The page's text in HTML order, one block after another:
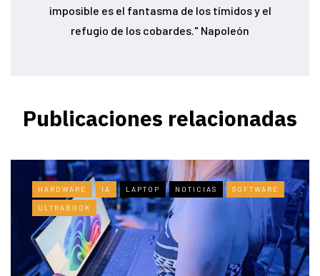
imposible es el fantasma de los tímidos y el
refugio de los cobardes." Napoleón
Publicaciones relacionadas
HARDWARE IA LAPTOP NOTICIAS SOFTWARE
ULTRABOOK